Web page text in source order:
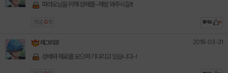
파라오님을 위해 성배를~제발 와주시길!!!
댓글 0 개 좋아요 0
레그리코 2018-03-31
성배와 재료를 모으며 기다리고 있습니다~!